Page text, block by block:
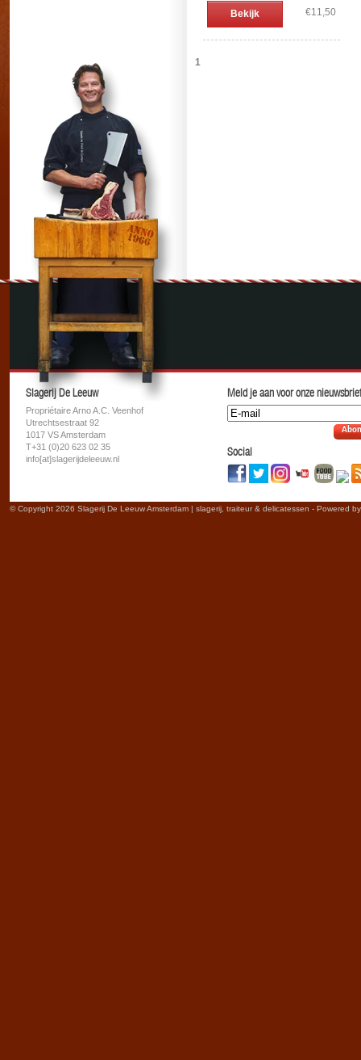
Bekijk €11,50
1
Slagerij De Leeuw
Propriétaire Arno A.C. Veenhof
Utrechtsestraat 92
1017 VS Amsterdam
T+31 (0)20 623 02 35
info[at]slagerijdeleeuw.nl
Meld je aan voor onze
Social
© Copyright 2026 Slagerij De Leeuw Amsterdam | slagerij, traiteur & delicatessen - Powered